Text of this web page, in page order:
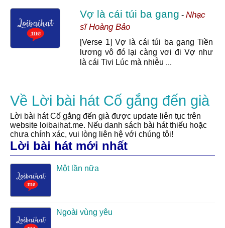
Vợ là cái túi ba gang - Nhạc
sĩ Hoàng Bảo
[Verse 1] Vợ là cái túi ba gang Tiền
lương vô đó lại càng vơi đi Vợ như
là cái Tivi Lúc mà nhiễu ...
Về Lời bài hát Cố gắng đến già
Lời bài hát Cố gắng đến già được update liên tục trên
website loibaihat.me. Nếu danh sách bài hát thiếu hoặc
chưa chính xác, vui lòng liên hệ với chúng tôi!
Lời bài hát mới nhất
Một lần nữa
Ngoài vùng yêu